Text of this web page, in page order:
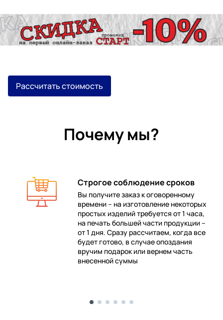
Рассчитать стоимость
Почему мы?
Строгое соблюдение сроков
Вы получите заказ к оговоренному
времени – на изготовление некоторых
простых изделий требуется от 1 часа,
на печать большей части продукции –
от 1 дня. Сразу рассчитаем, когда все
будет готово, в случае опоздания
вручим подарок или вернем часть
внесенной суммы